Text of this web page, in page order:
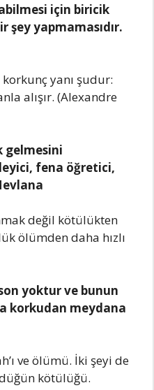
için biricik
şey yapmamasıdır.
yanı şudur:
alışır. (Alexandre
gelmesini
fena öğretici,
değil kötülükten
ölümden daha hızlı
yoktur ve bunun
korkudan meydana
ve ölümü. İki şeyi de
kötülüğü.